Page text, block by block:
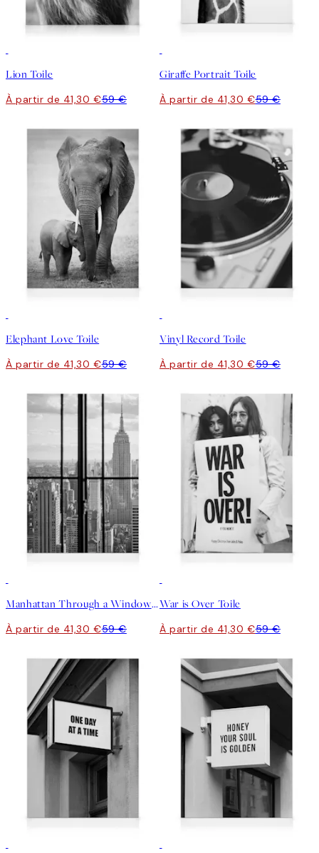
Lion Toile
À partir de 41,30 €59 €
Giraffe Portrait Toile
À partir de 41,30 €59 €
Elephant Love Toile
À partir de 41,30 €59 €
Vinyl Record Toile
À partir de 41,30 €59 €
Manhattan Through a Window Toile
À partir de 41,30 €59 €
War is Over Toile
À partir de 41,30 €59 €